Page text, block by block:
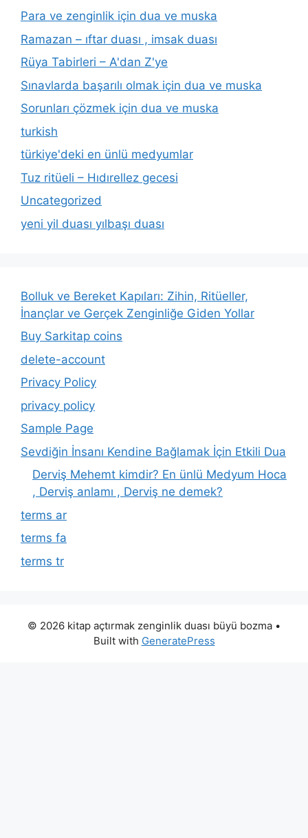
Para ve zenginlik için dua ve muska
Ramazan – ıftar duası , imsak duası
Rüya Tabirleri – A'dan Z'ye
Sınavlarda başarılı olmak için dua ve muska
Sorunları çözmek için dua ve muska
turkish
türkiye'deki en ünlü medyumlar
Tuz ritüeli – Hıdırellez gecesi
Uncategorized
yeni yil duası yılbaşı duası
Bolluk ve Bereket Kapıları: Zihin, Ritüeller,
İnançlar ve Gerçek Zenginliğe Giden Yollar
Buy Sarkitap coins
delete-account
Privacy Policy
privacy policy
Sample Page
Sevdiğin İnsanı Kendine Bağlamak İçin Etkili Dua
Derviş Mehemt kimdir? En ünlü Medyum Hoca
, Derviş anlamı , Derviş ne demek?
terms ar
terms fa
terms tr
© 2026 kitap açtırmak zenginlik duası büyü bozma •
Built with GeneratePress